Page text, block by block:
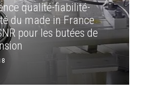
qualité-fiabilité-
du made in France
pour les butées de